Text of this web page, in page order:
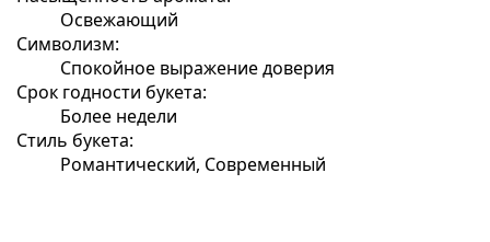
Освежающий
Символизм:
Спокойное выражение доверия
Срок годности букета:
Более недели
Стиль букета:
Романтический, Современный